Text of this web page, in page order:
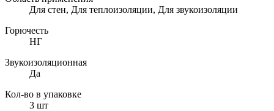
Для стен, Для теплоизоляции, Для звукоизоляции
Горючесть
НГ
Звукоизоляционная
Да
Кол-во в упаковке
3 шт